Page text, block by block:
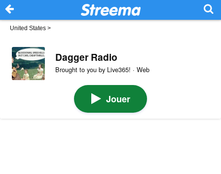
United States >
Dagger Radio
Brought to you by Live365! · Web
Jouer